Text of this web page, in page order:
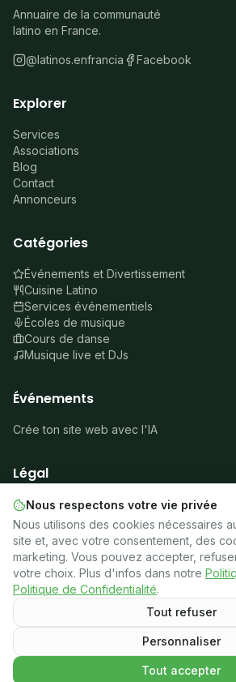
Annuaire de la communauté
latino en France.
@latinos.enfrancia Facebook
Explorer
Services
Associations
Blog
Contact
Annonceurs
Catégories
Événements et Divertissement
Cuisine Latino
Services événementiels
Écoles de musique
Cours de danse
Musique live et DJs
Événements
Crée ton site web avec l'IA
Légal
À propos
Mentions légales
Confidentialité
Cookies
Conditions
🍪Gérer les cookies
©2026Latinos en Francia.Tous droits
Nous respectons votre vie privée
Nous utilisons des cookies nécessaires
site et, avec votre consentement, des
marketing. Vous pouvez accepter,
votre choix. Plus d'infos dans notre
Politique de Confidentialité.
Tout refuser
Personnaliser
Tout accepter